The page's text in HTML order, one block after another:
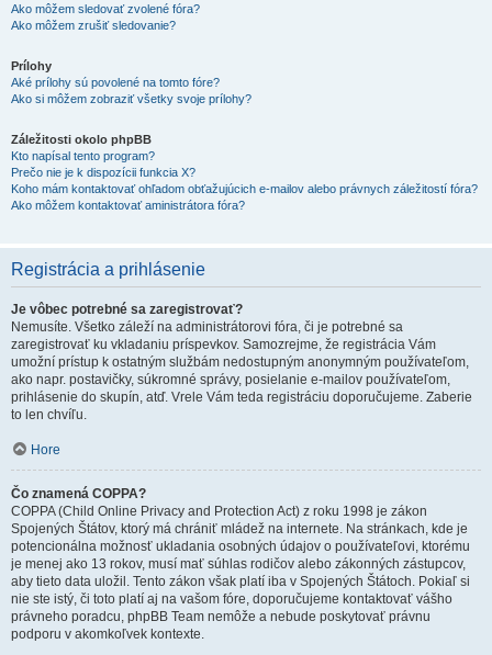
Ako môžem sledovať zvolené fóra?
Ako môžem zrušiť sledovanie?
Prílohy
Aké prílohy sú povolené na tomto fóre?
Ako si môžem zobraziť všetky svoje prílohy?
Záležitosti okolo phpBB
Kto napísal tento program?
Prečo nie je k dispozícii funkcia X?
Koho mám kontaktovať ohľadom obťažujúcich e-mailov alebo právnych záležitostí fóra?
Ako môžem kontaktovať aministrátora fóra?
Registrácia a prihlásenie
Je vôbec potrebné sa zaregistrovať?
Nemusíte. Všetko záleží na administrátorovi fóra, či je potrebné sa
zaregistrovať ku vkladaniu príspevkov. Samozrejme, že registrácia Vám
umožní prístup k ostatným službám nedostupným anonymným používateľom,
ako napr. postavičky, súkromné správy, posielanie e-mailov používateľom,
prihlásenie do skupín, atď. Vrele Vám teda registráciu doporučujeme. Zaberie
to len chvíľu.
Hore
Čo znamená COPPA?
COPPA (Child Online Privacy and Protection Act) z roku 1998 je zákon
Spojených Štátov, ktorý má chrániť mládež na internete. Na stránkach, kde je
potencionálna možnosť ukladania osobných údajov o používateľovi, ktorému
je menej ako 13 rokov, musí mať súhlas rodičov alebo zákonných zástupcov,
aby tieto data uložil. Tento zákon však platí iba v Spojených Štátoch. Pokiaľ si
nie ste istý, či toto platí aj na vašom fóre, doporučujeme kontaktovať vášho
právneho poradcu, phpBB Team nemôže a nebude poskytovať právnu
podporu v akomkoľvek kontexte.